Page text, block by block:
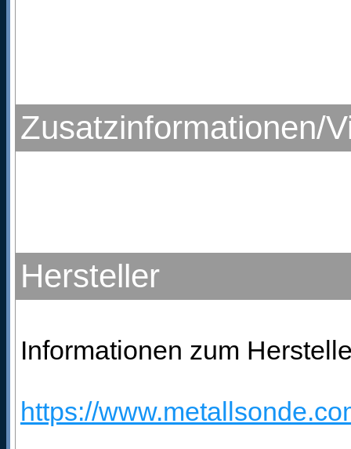
Zusatzinformationen/
Hersteller
Informationen zum
https://